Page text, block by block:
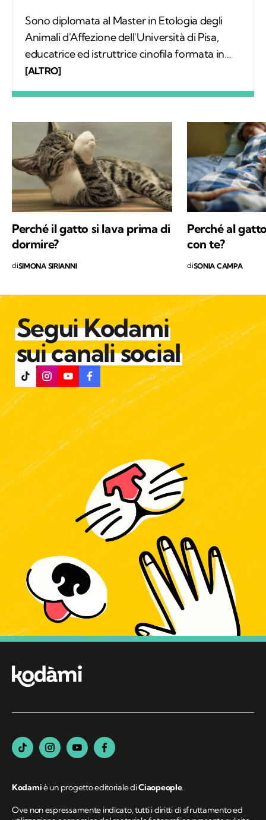
Sono diplomata al Master in Etologia degli
Animali d'Affezione dell'Università di Pisa,
educatrice ed istruttrice cinofila formata in
SIUA. Lavoro come consulente della relazione
"L'insostenibile tenerezza del gatto".
[ALTRO]
Perché il gatto si lava prima di
dormire?
diSIMONA SIRIANNI
Perché al
con te?
diSONIA CAMPA
Segui Kodami
sui canali social
Kodamiè un progetto editoriale diCiaopeople.
Ove non espressamente indicato, tutti i diritti di sfruttamento ed